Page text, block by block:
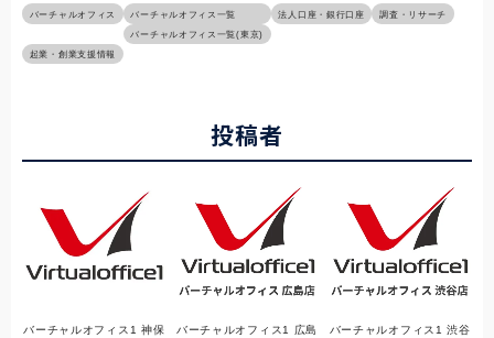
バーチャルオフィス
バーチャルオフィス一覧
バーチャルオフィス一覧(東京)
法人口座・銀行口座 調査・リサーチ
起業・創業支援情報
投稿者
バーチャルオフィス1 神保
バーチャルオフィス1 広島
バーチャルオフィス1 渋谷